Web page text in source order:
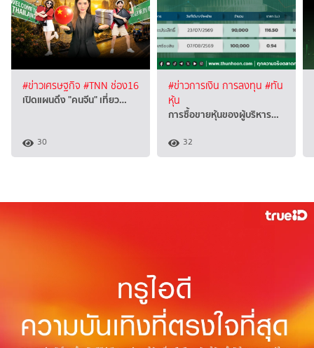
#ข่าวเศรษฐกิจ #TNN ช่อง16
เปิดแผนดึง "คนจีน" เที่ยว…
30
#ข่าวการเงิน การลงทุน #ทัน
หุ้น
การซื้อขายหุ้นของผู้บริหาร…
32